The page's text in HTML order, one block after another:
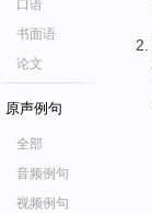
口语
书面语
论文
原声例句
全部
音频例句
视频例句